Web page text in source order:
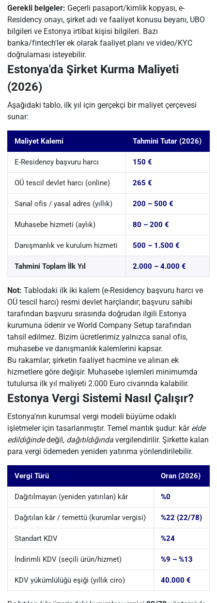
Gerekli belgeler: Geçerli pasaport/kimlik kopyası, e-
Residency onayı, şirket adı ve faaliyet konusu beyanı, UBO
bilgileri ve Estonya irtibat kişisi bilgileri. Bazı
banka/fintech'ler ek olarak faaliyet planı ve video/KYC
doğrulaması isteyebilir.
Estonya'da Şirket Kurma Maliyeti
(2026)
Aşağıdaki tablo, ilk yıl için gerçekçi bir maliyet çerçevesi
sunar:
Maliyet Kalemi Tahmini Tutar (2026)
E-Residency başvuru harcı 150 €
OÜ tescil devlet harcı (online) 265 €
Sanal ofis / yasal adres (yıllık) 200 – 500 €
Muhasebe hizmeti (aylık) 80 – 200 €
Danışmanlık ve kurulum hizmeti 500 – 1.500 €
Tahmini Toplam İlk Yıl 2.000 – 4.000 €
Not: Tablodaki ilk iki kalem (e-Residency başvuru harcı ve
OÜ tescil harcı) resmi devlet harçlarıdır; başvuru sahibi
tarafından başvuru sırasında doğrudan ilgili Estonya
kurumuna ödenir ve World Company Setup tarafından
tahsil edilmez. Bizim ücretlerimiz yalnızca sanal ofis,
muhasebe ve danışmanlık kalemlerini kapsar.
Bu rakamlar; şirketin faaliyet hacmine ve alınan ek
hizmetlere göre değişir. Muhasebe işlemleri minimumda
tutulursa ilk yıl maliyeti 2.000 Euro civarında kalabilir.
Estonya Vergi Sistemi Nasıl Çalışır?
Estonya'nın kurumsal vergi modeli büyüme odaklı
işletmeler için tasarlanmıştır. Temel mantık şudur: kâr elde
edildiğindedeğil, dağıtıldığında vergilendirilir. Şirkette kalan
para vergi ödemeden yeniden yatırıma yönlendirilebilir.
Vergi Türü Oran (2026)
Dağıtılmayan (yeniden yatırılan) kâr %0
Dağıtılan kâr / temettü (kurumlar vergisi) %22 (22/78)
Standart KDV %24
İndirimli KDV (seçili ürün/hizmet) %9 – %13
KDV yükümlülüğü eşiği (yıllık ciro) 40.000 €